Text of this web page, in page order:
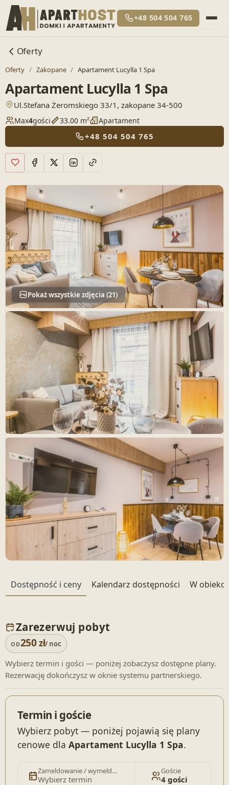
+48 504 504 765
Oferty
Oferty / Zakopane / Apartament Lucylla 1 Spa
Apartament Lucylla 1 Spa
Ul.Stefana Żeromskiego 33/1, zakopane 34-500
— otwiera lokalizację w Google Maps
Max4gości 33.00 m² Apartament
+48 504 504 765
Dodaj do ulubionych
Pokaż wszystkie zdjęcia (21)
Dostępność i ceny Kalendarz dostępności W
Zarezerwuj pobyt
OD250zł/ noc
Wybierz termin i gości — poniżej zobaczysz dostępne plany.
Rezerwację dokończysz w oknie systemu partnerskiego.
Termin i goście
Wybierz pobyt — poniżej pojawią się plany
cenowe dla Apartament Lucylla 1 Spa.
Zameldowanie / wymeldowanie
Wybierz termin
Goście
4 gości